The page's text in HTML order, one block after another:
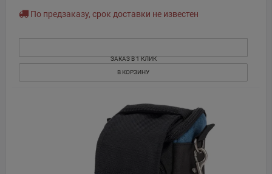
По предзаказу, срок доставки не известен
ЗАКАЗ В 1 КЛИК
В КОРЗИНУ